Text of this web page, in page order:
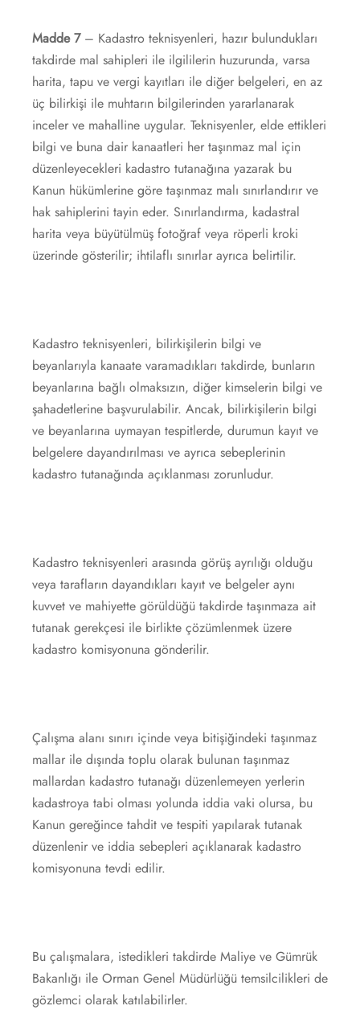
Madde 7– Kadastro teknisyenleri, hazır bulundukları
takdirde mal sahipleri ile ilgililerin huzurunda, varsa
harita, tapu ve vergi kayıtları ile diğer belgeleri, en az
üç bilirkişi ile muhtarın bilgilerinden yararlanarak
inceler ve mahalline uygular. Teknisyenler, elde ettikleri
bilgi ve buna dair kanaatleri her taşınmaz mal için
düzenleyecekleri kadastro tutanağına yazarak bu
Kanun hükümlerine göre taşınmaz malı sınırlandırır ve
hak sahiplerini tayin eder. Sınırlandırma, kadastral
harita veya büyütülmüş fotoğraf veya röperli kroki
üzerinde gösterilir; ihtilaflı sınırlar ayrıca belirtilir.
Kadastro teknisyenleri, bilirkişilerin bilgi ve
beyanlarıyla kanaate varamadıkları takdirde, bunların
beyanlarına bağlı olmaksızın, diğer kimselerin bilgi ve
şahadetlerine başvurulabilir. Ancak, bilirkişilerin bilgi
ve beyanlarına uymayan tespitlerde, durumun kayıt ve
belgelere dayandırılması ve ayrıca sebeplerinin
kadastro tutanağında açıklanması zorunludur.
Kadastro teknisyenleri arasında görüş ayrılığı olduğu
veya tarafların dayandıkları kayıt ve belgeler aynı
kuvvet ve mahiyette görüldüğü takdirde taşınmaza ait
tutanak gerekçesi ile birlikte çözümlenmek üzere
kadastro komisyonuna gönderilir.
Çalışma alanı sınırı içinde veya bitişiğindeki taşınmaz
mallar ile dışında toplu olarak bulunan taşınmaz
mallardan kadastro tutanağı düzenlemeyen yerlerin
kadastroya tabi olması yolunda iddia vaki olursa, bu
Kanun gereğince tahdit ve tespiti yapılarak tutanak
düzenlenir ve iddia sebepleri açıklanarak kadastro
komisyonuna tevdi edilir.
Bu çalışmalara, istedikleri takdirde Maliye ve Gümrük
Bakanlığı ile Orman Genel Müdürlüğü temsilcilikleri de
gözlemci olarak katılabilirler.